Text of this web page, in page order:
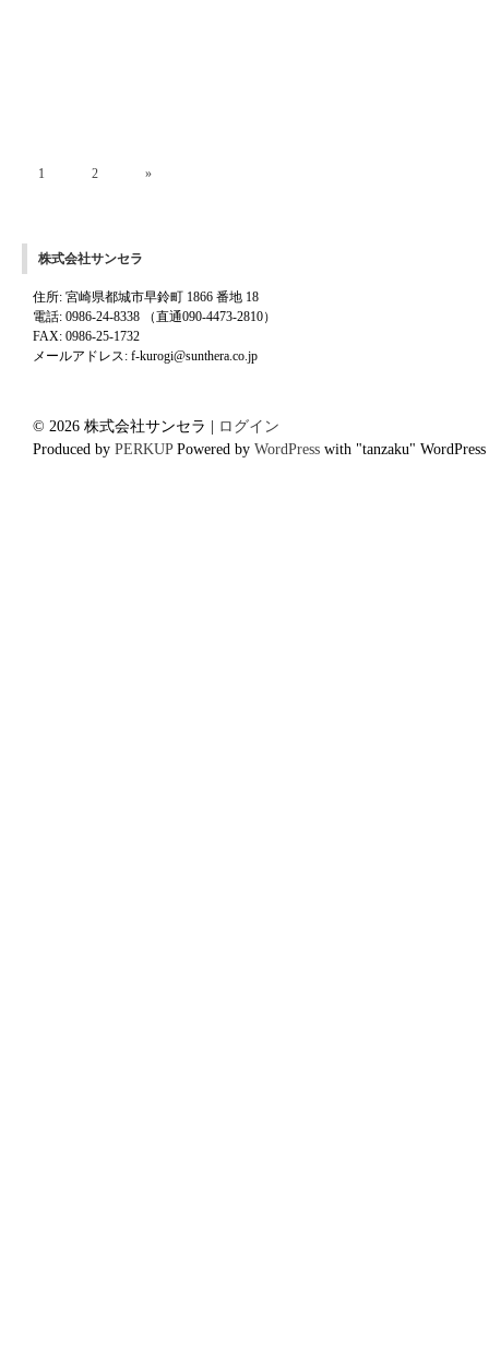
1 2 »
株式会社サンセラ
住所: 宮崎県都城市早鈴町 1866 番地 18
電話: 0986-24-8338 （直通090-4473-2810）
FAX: 0986-25-1732
メールアドレス: f-kurogi@sunthera.co.jp
© 2026 株式会社サンセラ |
ログイン
Produced by PERKUPPowered by WordPress with "tanzaku"